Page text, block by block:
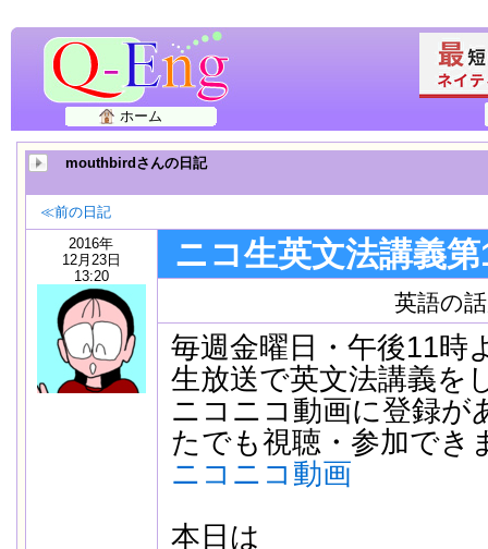
ホーム
mouthbirdさんの日記
≪前の日記
2016年
12月23日
13:20
ニコ生英文法講義第
英語の
毎週金曜日・午後11時
生放送で英文法講義を
ニコニコ動画に登録が
たでも視聴・参加でき
ニコニコ動画
本日は